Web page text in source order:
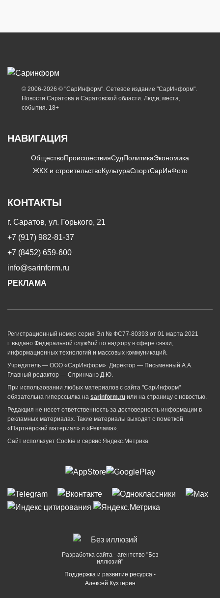
© 2006-2026 © "СарИнформ". Сетевое издание "СарИнформ".
Новости Саратова и Саратовской области. Люди, места,
события. 18+
НАВИГАЦИЯ
ОбществоПроисшествияСудПолитикаЭкономика
ЖКХ и строительствоКультураСпортСарИнФото
КОНТАКТЫ
г. Саратов, ул. Горького, 21
+7 (917) 982-81-37
+7 (8452) 659-600
info@sarinform.ru
РЕКЛАМА
Регистрационный номер серия Эл № ФС77-80393 от 01 марта 2021
г. выдано Федеральной службой по надзору в сфере связи,
информационных технологий и массовых коммуникаций.
Учредитель — ООО «СарИнформ». Директор — Письменный А.А.
Главный редактор — Спринчанэ Д.Ю.
При использовании любых материалов с сайта "СарИнформ"
обязательна гиперссылка на sarinform.ru или на страницу с новостью.
Редакция не несет ответственность за достоверность информации в
рекламных материалах. Такие материалы выходят с пометкой
«Партнёрский материал» и «Реклама».
Сайт использует Cookie и сервиc Яндекс.Метрика
Разработка сайта - агентство "Без
иллюзий"
Поддержка и развитие ресурса -
Алексей Кухтерин